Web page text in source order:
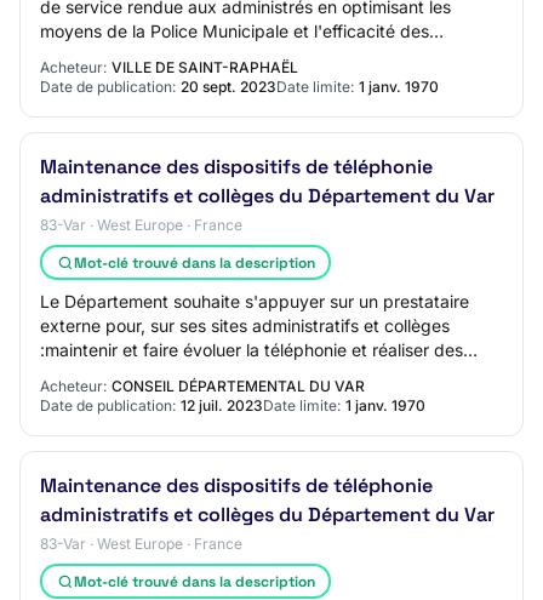
de service rendue aux administrés en optimisant les
moyens de la Police Municipale et l'efficacité des
interventions, la commune de Saint-Raph…
Acheteur: VILLE DE SAINT-RAPHAËL
Date de publication: 20 sept. 2023Date limite: 1 janv. 1970
Maintenance des dispositifs de téléphonie
administratifs et collèges du Département du Var
83-Var · West Europe · France
Mot-clé trouvé dans la description
Le Département souhaite s'appuyer sur un prestataire
externe pour, sur ses sites administratifs et collèges
:maintenir et faire évoluer la téléphonie et réaliser des
travaux de câblage ponctuels (rép…
Acheteur: CONSEIL DÉPARTEMENTAL DU VAR
Date de publication: 12 juil. 2023Date limite: 1 janv. 1970
Maintenance des dispositifs de téléphonie
administratifs et collèges du Département du Var
83-Var · West Europe · France
Mot-clé trouvé dans la description